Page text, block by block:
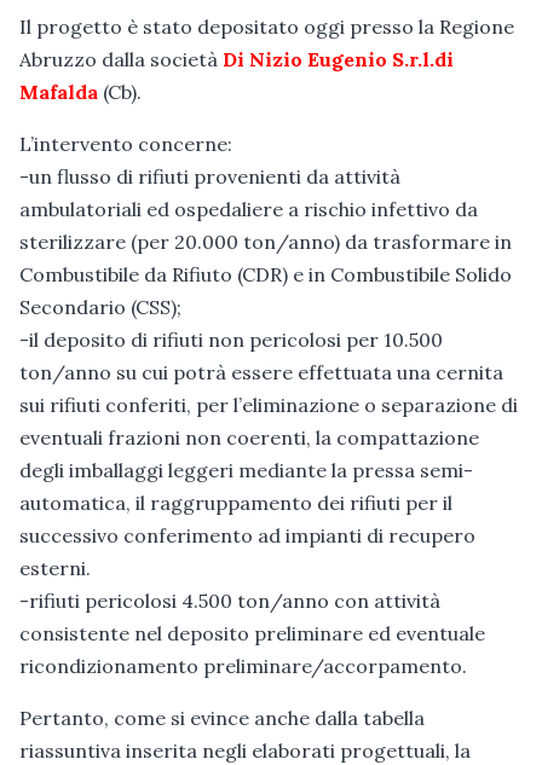
Il progetto è stato depositato oggi presso la Regione
Abruzzo dalla società Di Nizio Eugenio S.r.l.di
Mafalda (Cb).
L’intervento concerne:
-un flusso di rifiuti provenienti da attività
ambulatoriali ed ospedaliere a rischio infettivo da
sterilizzare (per 20.000 ton/anno) da trasformare in
Combustibile da Rifiuto (CDR) e in Combustibile Solido
Secondario (CSS);
-il deposito di rifiuti non pericolosi per 10.500
ton/anno su cui potrà essere effettuata una cernita
sui rifiuti conferiti, per l’eliminazione o separazione di
eventuali frazioni non coerenti, la compattazione
degli imballaggi leggeri mediante la pressa semi-
automatica, il raggruppamento dei rifiuti per il
successivo conferimento ad impianti di recupero
esterni.
-rifiuti pericolosi 4.500 ton/anno con attività
consistente nel deposito preliminare ed eventuale
ricondizionamento preliminare/accorpamento.
Pertanto, come si evince anche dalla tabella
riassuntiva inserita negli elaborati progettuali, la